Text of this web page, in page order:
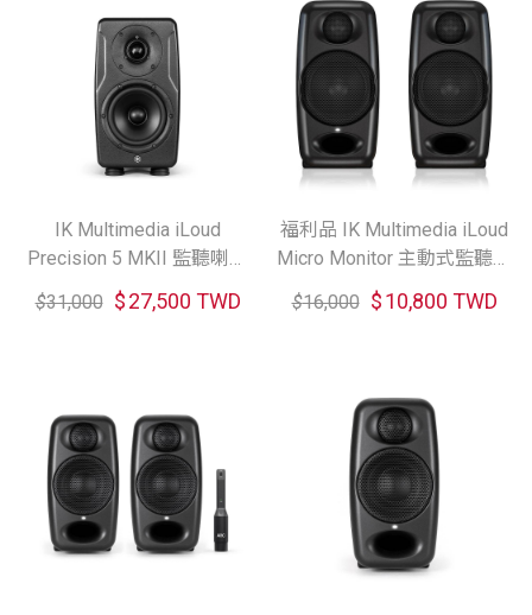
IK Multimedia iLoud
Precision 5 MKII 監聽喇叭
（單顆）
$31,000 $27,500 TWD
福利品 IK Multimedia iLoud
Micro Monitor 主動式監聽喇
叭 黑色
$16,000 $10,800 TWD